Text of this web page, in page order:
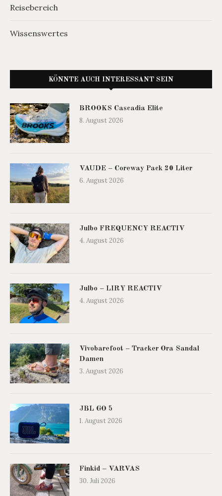
Reisebereich
Wissenswertes
KÖNNTE AUCH INTERESSANT SEIN
BROOKS Cascadia Elite
8. August 2026
VAUDE – Coreway Pack 20 Liter
6. August 2026
Julbo FREQUENCY REACTIV
4. August 2026
Julbo – LIRY REACTIV
4. August 2026
Vivobarefoot – Tracker Ora Sandal
Damen
3. August 2026
JBL GO 5
1. August 2026
Finkid – VARVAS
30. Juli 2026